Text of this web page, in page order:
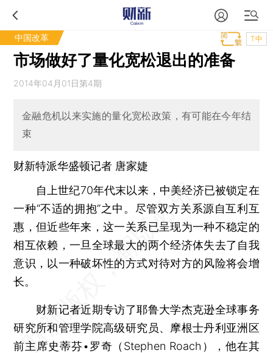
中国改革 T中
市场做好了量化宽松退出的准备
2014年04月01日第4期
金融危机以来实施的量化宽松政策，有可能在今年结
束
财新特派华盛顿记者 唐家婕
自上世纪70年代末以来，中美经济已被锁定在
一种“不适的拥抱”之中。尽管双方关系源自互利互
惠，但近些年来，这一关系已呈现为一种不稳定的
相互依赖，一旦全球最大的两个经济体失去了自我
意识，以一种破坏性的方式对待对方的风险将会增
长。
财新记者近期专访了耶鲁大学杰克逊全球事务
研究所和管理学院高级研究员、摩根士丹利亚洲区
前主席史蒂芬•罗奇（Stephen Roach），他在其